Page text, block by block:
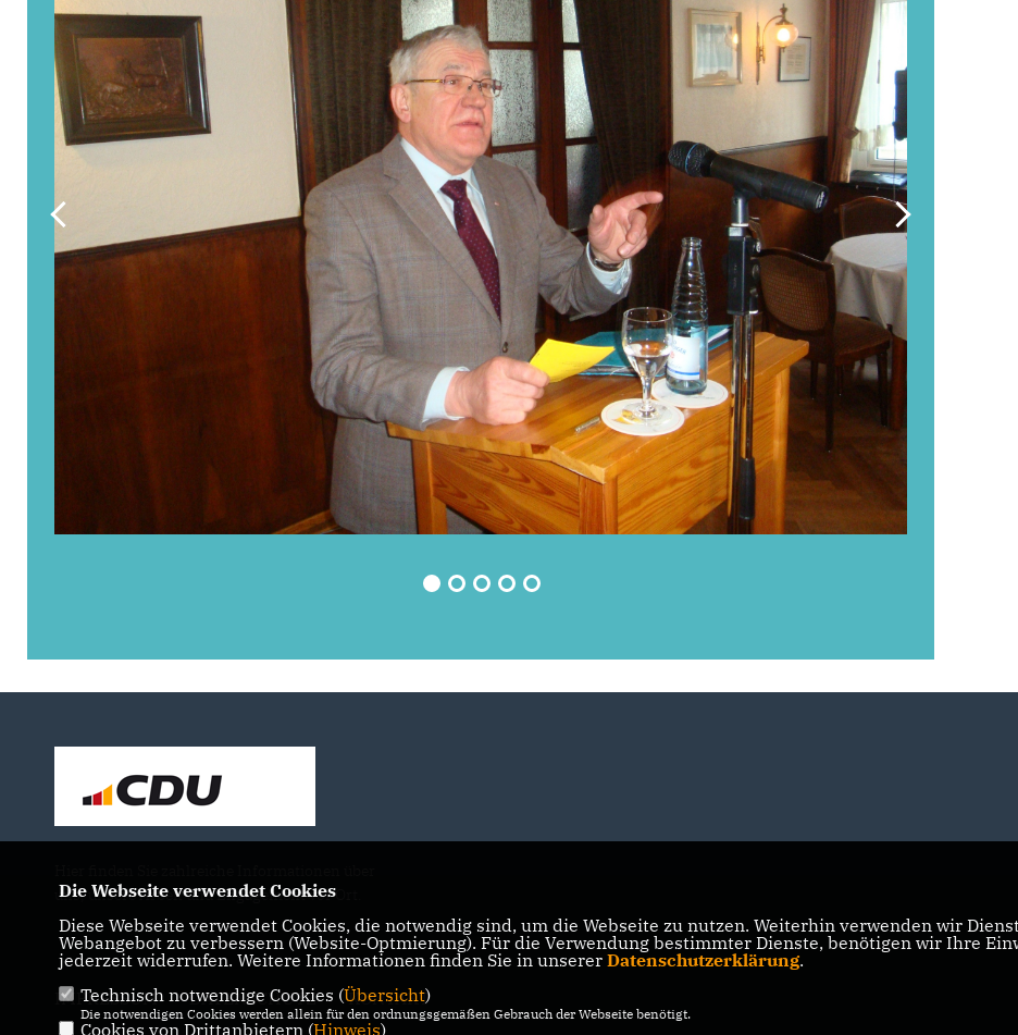
uns, unsere Arbeit und Engagement vor Ort.
IMPRESSUM DATENSCHUTZ KONTAKT
Die Webseite verwendet Cookies
Diese Webseite verwendet Cookies, die notwendig sind, um die Webseite zu nutzen. Weiterhin verwenden wir
Webangebot zu verbessern (Website-Optmierung). Für die Verwendung bestimmter Dienste, benötigen wir Ihre
jederzeit widerrufen. Weitere Informationen finden Sie in unserer Datenschutzerklärung.
Technisch notwendige Cookies (Übersicht)
Die notwendigen Cookies werden allein für den ordnungsgemäßen Gebrauch der Webseite benötigt.
Cookies von Drittanbietern (Hinweis)